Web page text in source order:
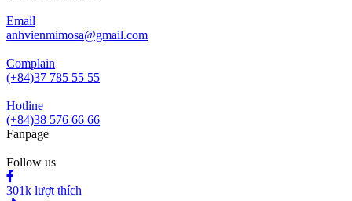
Email
anhvienmimosa@gmail.com
Complain
(+84)37 785 55 55
Hotline
(+84)38 576 66 66
Fanpage
Follow us
301k lượt thích